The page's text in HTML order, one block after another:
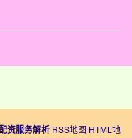
资服务解析 RSS地图 HTML地